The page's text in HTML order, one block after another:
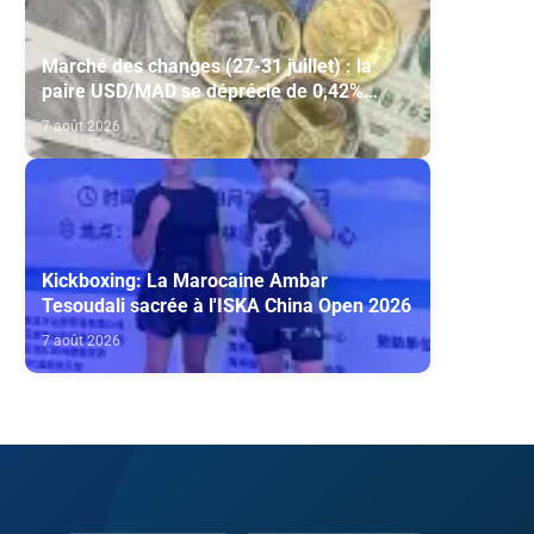
Marché des changes (27-31 juillet) : la
paire USD/MAD se déprécie de 0,42%
(AGR)
7 août 2026
Kickboxing: La Marocaine Ambar
Tesoudali sacrée à l'ISKA China Open 2026
7 août 2026